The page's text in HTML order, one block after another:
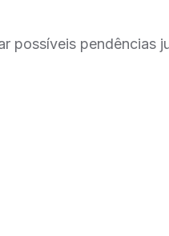
possíveis pendências